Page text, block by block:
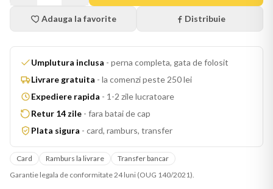
Adauga la favorite Distribuie
Umplutura inclusa - perna completa, gata de folosit
Livrare gratuita - la comenzi peste 250 lei
Expediere rapida - 1-2 zile lucratoare
Retur 14 zile - fara batai de cap
Plata sigura - card, ramburs, transfer
Card Ramburs la livrare
Transfer bancar
Garantie legala de conformitate 24 luni (OUG 140/2021).